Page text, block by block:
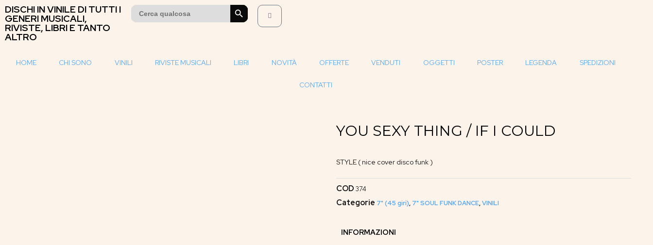
DISCHI IN VINILE DI TUTTI I
GENERI MUSICALI,
RIVISTE, LIBRI E TANTO
ALTRO
Search
for:
SEARCH BUTTON
HOME CHI SONO VINILI RIVISTE MUSICALI LIBRI NOVITÀ OFFERTE VENDUTI OGGETTI POSTER LEGENDA SPEDIZIONI
CONTATTI
YOU SEXY THING / IF I COULD
STYLE ( nice cover disco funk )
COD 374
Categorie 7" (45 giri), 7" SOUL FUNK DANCE,VINILI
INFORMAZIONI